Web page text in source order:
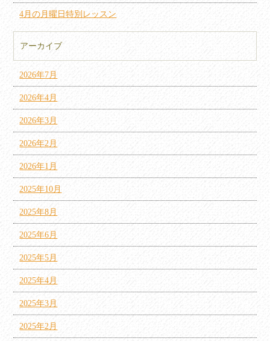
4月の月曜日特別レッスン
アーカイブ
2026年7月
2026年4月
2026年3月
2026年2月
2026年1月
2025年10月
2025年8月
2025年6月
2025年5月
2025年4月
2025年3月
2025年2月